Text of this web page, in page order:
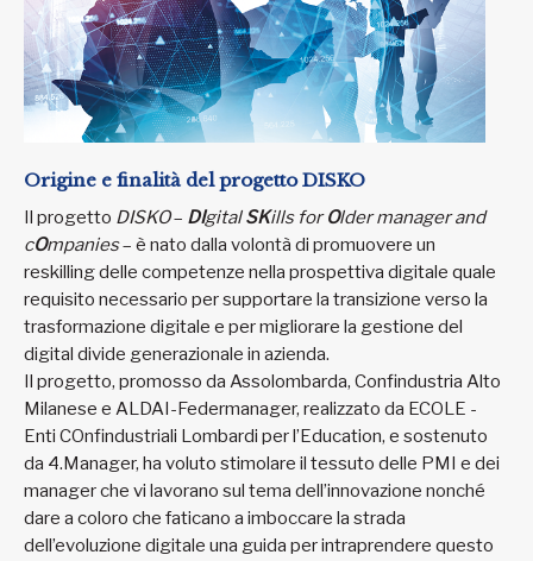
Origine e finalità del progetto DISKO
Il progetto DISKO– DIgitalSKills forOlder manager and
cOmpanies– è nato dalla volontà di promuovere un
reskilling delle competenze nella prospettiva digitale quale
requisito necessario per supportare la transizione verso la
trasformazione digitale e per migliorare la gestione del
digital divide generazionale in azienda.
Il progetto, promosso da Assolombarda, Confindustria Alto
Milanese e ALDAI-Federmanager, realizzato da ECOLE -
Enti COnfindustriali Lombardi per l’Education, e sostenuto
da 4.Manager, ha voluto stimolare il tessuto delle PMI e dei
manager che vi lavorano sul tema dell’innovazione nonché
dare a coloro che faticano a imboccare la strada
dell’evoluzione digitale una guida per intraprendere questo